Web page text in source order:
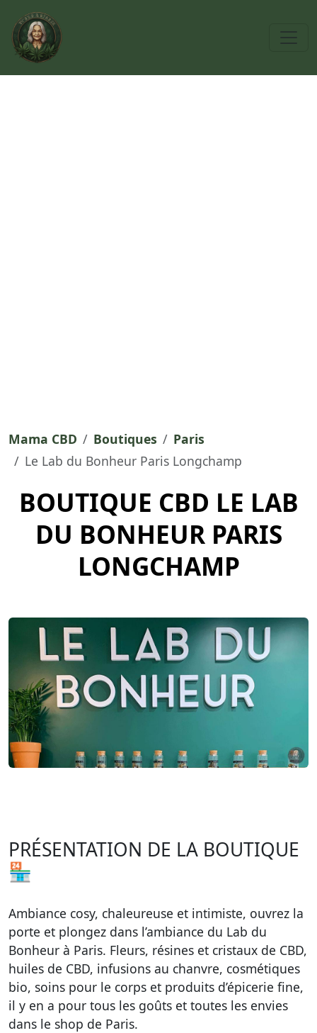
Mama CBD Boutiques
Paris
Le Lab du Bonheur Paris Longchamp
BOUTIQUE CBD LE LAB
DU BONHEUR PARIS
LONGCHAMP
PRÉSENTATION DE LA BOUTIQUE
🏪
Ambiance cosy, chaleureuse et intimiste, ouvrez la
porte et plongez dans l’ambiance du Lab du
Bonheur à Paris. Fleurs, résines et cristaux de CBD,
huiles de CBD, infusions au chanvre, cosmétiques
bio, soins pour le corps et produits d’épicerie fine,
il y en a pour tous les goûts et toutes les envies
dans le shop de Paris.